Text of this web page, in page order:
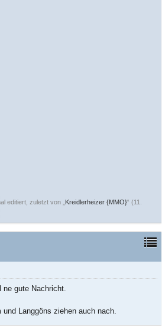
editiert, zuletzt von „ Kreidlerheizer {MMO}“ (11.
ne gute Nachricht.
und Langgöns ziehen auch nach.